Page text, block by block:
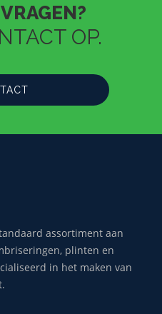
OP.
assortiment aan
plinten en
in het maken van